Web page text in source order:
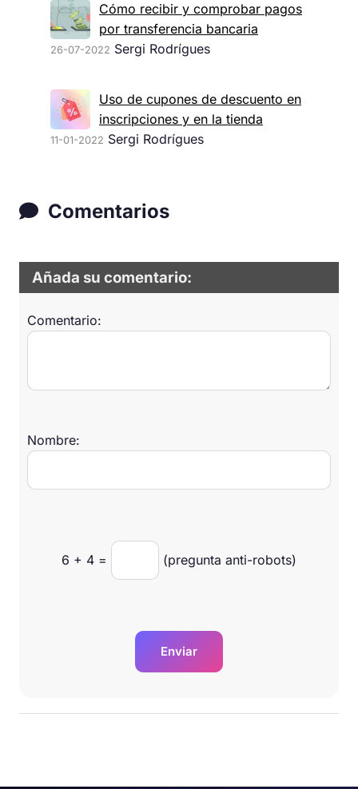
Cómo recibir y comprobar pagos
por transferencia bancaria
26-07-2022 Sergi Rodrígues
Uso de cupones de descuento en
inscripciones y en la tienda
11-01-2022 Sergi Rodrígues
Comentarios
Añada su comentario:
Comentario:
Nombre:
6 + 4 = (pregunta anti-robots)
Enviar